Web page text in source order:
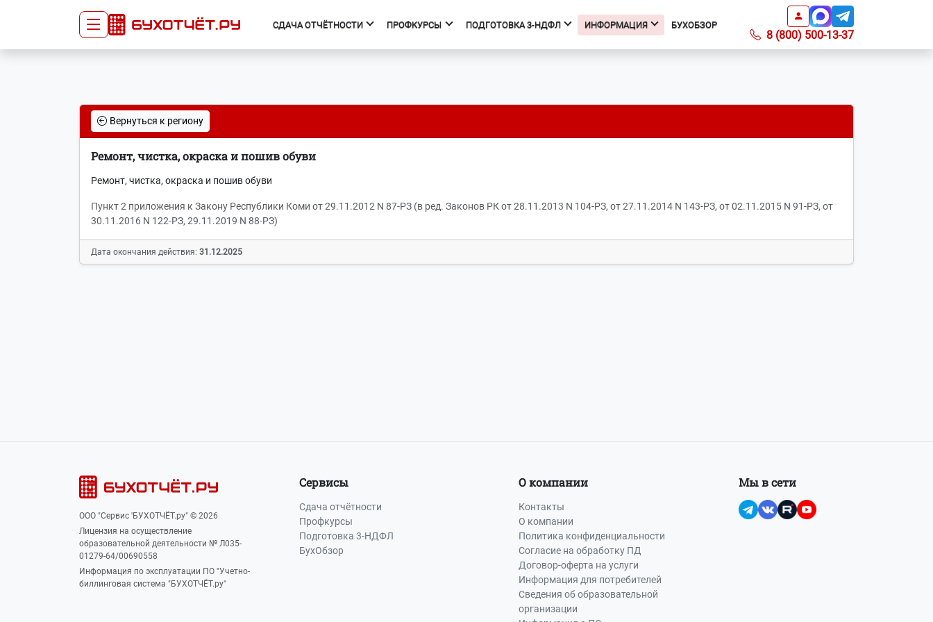
СДАЧА ОТЧЁТНОСТИ ПРОФКУРСЫ ПОДГОТОВКА 3-НДФЛ ИНФОРМАЦИЯ БУХОБЗОР
8 (800) 500-13-37
Главная
Сдать отчёт
Тарифы
Оплата
Список курсов
организации
Начало
Получить вычет
Подкаст БухОбзор
Получить доверенность
отраслям
Вопросы-ответы
Вернуться к региону
Ремонт, чистка, окраска и пошив обуви
Ремонт, чистка, окраска и пошив обуви
Пункт 2 приложения к Закону Республики Коми от 29.11.2012 N 87-РЗ (в ред. Законов РК от 28.11.2013 N 104-РЗ, от 27.11.2014 N 143-РЗ, от 02.11.2015 N 91-РЗ, от
30.11.2016 N 122-РЗ, 29.11.2019 N 88-РЗ)
Дата окончания действия: 31.12.2025
ООО "Сервис 'БУХОТЧЁТ.ру" © 2026
Лицензия на осуществление
образовательной деятельности № Л035-
01279-64/00690558
Информация по эксплуатации ПО "Учетно-
биллинговая система "БУХОТЧЁТ.ру"
Сервисы
Сдача отчётности
Профкурсы
Подготовка 3-НДФЛ
БухОбзор
О компании
Контакты
О компании
Политика конфиденциальности
Согласие на обработку ПД
Договор-оферта на услуги
Информация для потребителей
Сведения об образовательной
организации
Мы в сети